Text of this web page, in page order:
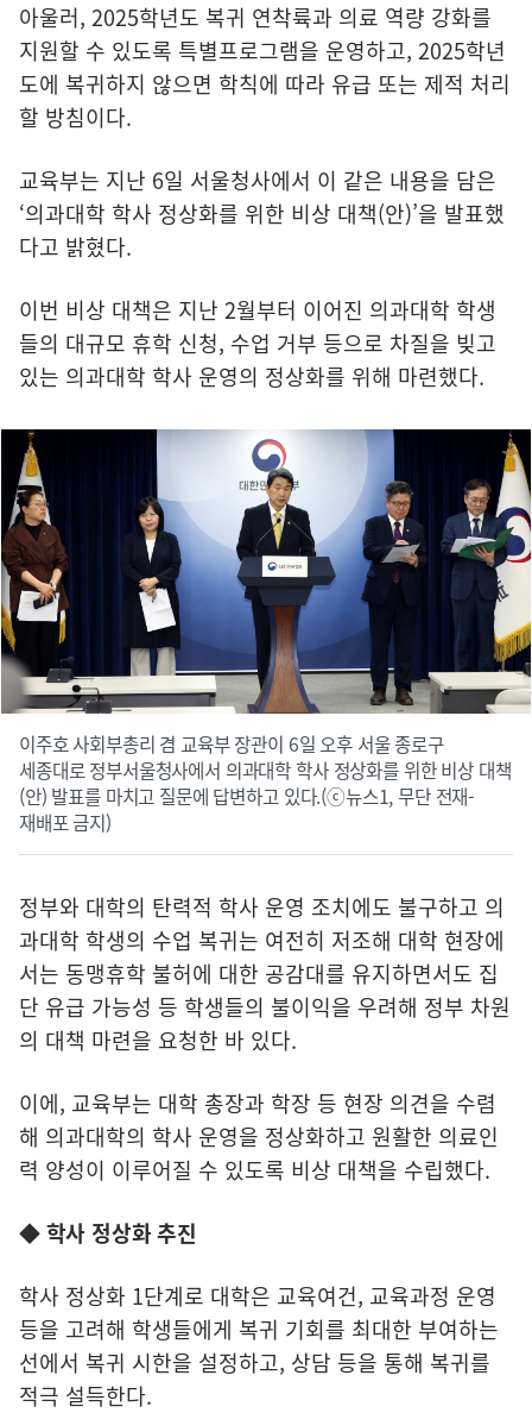
아울러, 2025학년도 복귀 연착륙과 의료 역량 강화를
지원할 수 있도록 특별프로그램을 운영하고, 2025학년
도에 복귀하지 않으면 학칙에 따라 유급 또는 제적 처리
할 방침이다.
교육부는 지난 6일 서울청사에서 이 같은 내용을 담은
‘의과대학 학사 정상화를 위한 비상 대책(안)’을 발표했
다고 밝혔다.
이번 비상 대책은 지난 2월부터 이어진 의과대학 학생
들의 대규모 휴학 신청, 수업 거부 등으로 차질을 빚고
있는 의과대학 학사 운영의 정상화를 위해 마련했다.
이주호 사회부총리 겸 교육부 장관이 6일 오후 서울 종로구
세종대로 정부서울청사에서 의과대학 학사 정상화를 위한 비상 대책
(안) 발표를 마치고 질문에 답변하고 있다.(ⓒ뉴스1, 무단 전재-
재배포 금지)
정부와 대학의 탄력적 학사 운영 조치에도 불구하고 의
과대학 학생의 수업 복귀는 여전히 저조해 대학 현장에
서는 동맹휴학 불허에 대한 공감대를 유지하면서도 집
단 유급 가능성 등 학생들의 불이익을 우려해 정부 차원
의 대책 마련을 요청한 바 있다.
이에, 교육부는 대학 총장과 학장 등 현장 의견을 수렴
해 의과대학의 학사 운영을 정상화하고 원활한 의료인
력 양성이 이루어질 수 있도록 비상 대책을 수립했다.
◆ 학사 정상화 추진
학사 정상화 1단계로 대학은 교육여건, 교육과정 운영
등을 고려해 학생들에게 복귀 기회를 최대한 부여하는
선에서 복귀 시한을 설정하고, 상담 등을 통해 복귀를
적극 설득한다.